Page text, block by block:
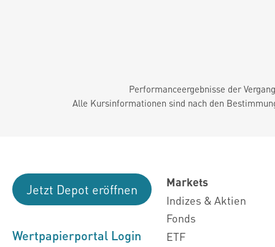
Performanceergebnisse der
Alle Kursinformationen sind nach den
Jetzt Depot eröffnen
Wertpapierportal Login
Markets
Indizes & Aktien
Fonds
ETF